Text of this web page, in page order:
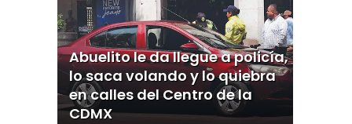
Abuelito le da llegue a policía,
lo saca volando y lo quiebra
en calles del Centro de la
CDMX